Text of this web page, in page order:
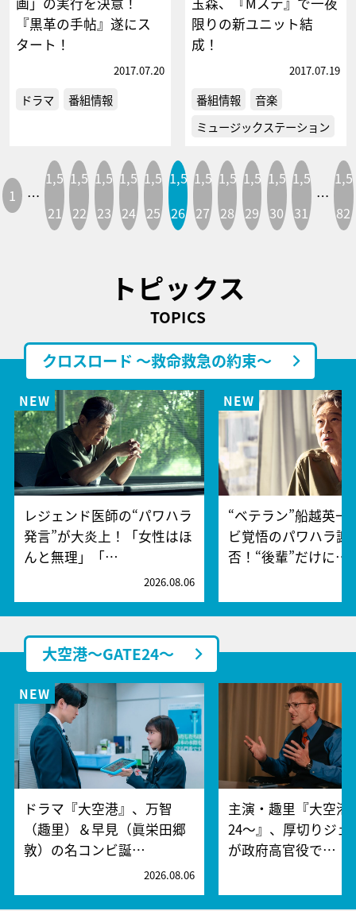
『黒革の手帖』遂にス
タート！
2017.07.20
ドラマ 番組情報
限りの新ユニット結
成！
2017.07.19
番組情報
音楽
ミュージックステーション
1 …
1,5
21
1,5
22
1,5
23
1,5
24
1,5
25
1,5
26
1,5
27
1,5
28
1,5
29
1,5
30
1,5
31
…
1,5
82
トピックス
TOPICS
クロスロード ～救命救急の約束～
レジェンド医師の“パワハラ
発言”が大炎上！「女性はほ
んと無理」「…
2026.08.06
“ベテラン”船越英一
ビ覚悟のパワハラ謝
否！“後輩”だけに…
大空港～GATE24～
ドラマ『大空港』、万智
（趣里）＆早見（眞栄田郷
敦）の名コンビ誕…
2026.08.06
主演・趣里『大空港
24～』、厚切りジェ
が政府高官役で…